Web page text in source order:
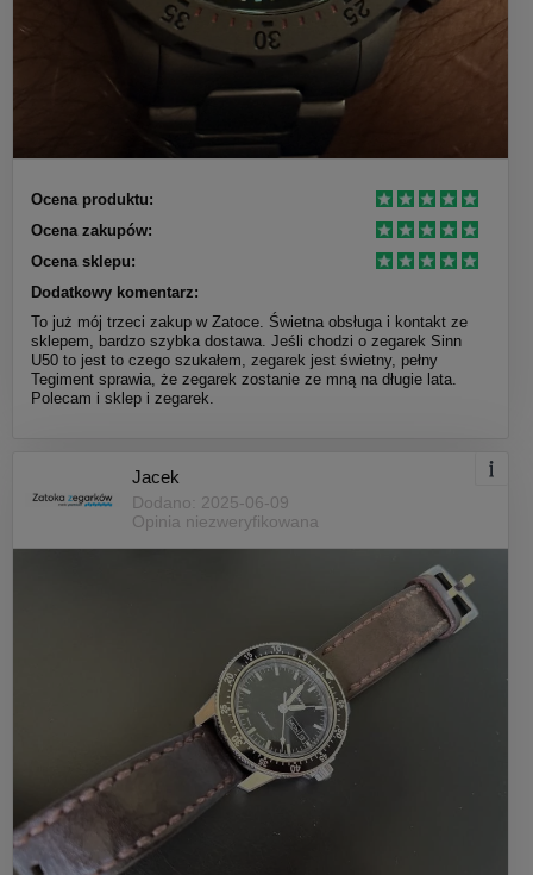
Ocena produktu:
Ocena zakupów:
Ocena sklepu:
Dodatkowy komentarz:
To już mój trzeci zakup w Zatoce. Świetna obsługa i kontakt ze
sklepem, bardzo szybka dostawa. Jeśli chodzi o zegarek Sinn
U50 to jest to czego szukałem, zegarek jest świetny, pełny
Tegiment sprawia, że zegarek zostanie ze mną na długie lata.
Polecam i sklep i zegarek.
Jacek
Dodano: 2025-06-09
Opinia niezweryfikowana